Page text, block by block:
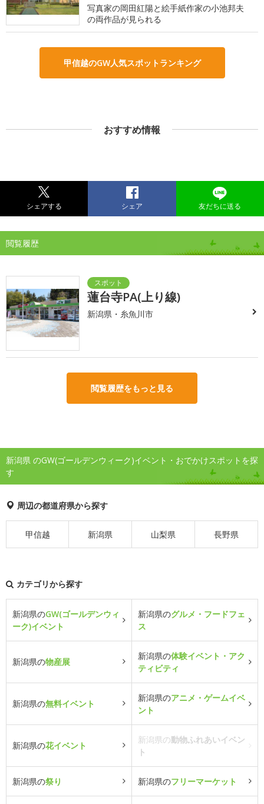
写真家の岡田紅陽と絵手紙作家の小池邦夫
の両作品が見られる
甲信越のGW人気スポットランキング
おすすめ情報
シェアする シェア 友だちに送る
閲覧履歴
蓮台寺PA(上り線)
新潟県・糸魚川市
閲覧履歴をもっと見る
新潟県 のGW(ゴールデンウィーク)イベント・おでかけスポットを探
す
周辺の都道府県から探す
甲信越 新潟県 山梨県 長野県
カテゴリから探す
新潟県のGW(ゴールデンウィ
ーク)イベント
新潟県のグルメ・フードフェ
ス
新潟県の物産展
新潟県の体験イベント・アク
ティビティ
新潟県の無料イベント
新潟県のアニメ・ゲームイベ
ント
新潟県の花イベント
新潟県の動物ふれあいイベン
ト
新潟県の祭り 新潟県のフリーマーケット